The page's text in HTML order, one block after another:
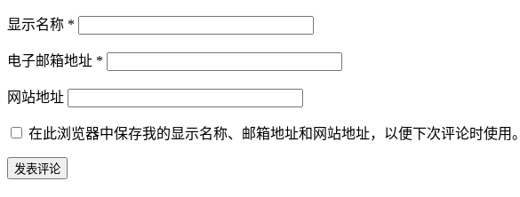
显示名称 *
电子邮箱地址 *
网站地址
在此浏览器中保存我的显示名称、邮箱地址和网站地址，以便下次评论时使用。